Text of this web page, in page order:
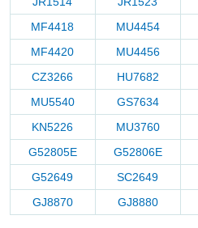
MF4418
MU4454
MF4420
MU4456
CZ3266
HU7682
MU5540
GS7634
KN5226
MU3760
G52805E
G52806E
G52649
SC2649
GJ8870
GJ8880